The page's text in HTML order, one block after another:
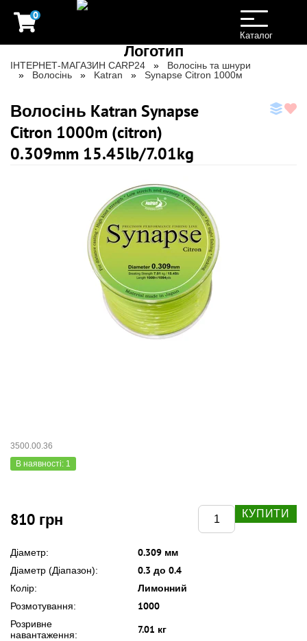
0
Toggle
navigation
Каталог
ІНТЕРНЕТ-МАГАЗИН CARP24
Волосінь та шнури
Волосінь
Katran Synapse Citron 1000м
Волосінь Katran Synapse
Citron 1000m (citron)
0.309mm 15.45lb/7.01kg
3500.00.36
В наявності: 1
810 грн КУПИТИ
Діаметр: 0.309 мм
Діаметр (Діапазон): 0.3 до 0.4
Колір: Лимонний
Розмотування: 1000
Розривне
навантаження:
7.01 кг